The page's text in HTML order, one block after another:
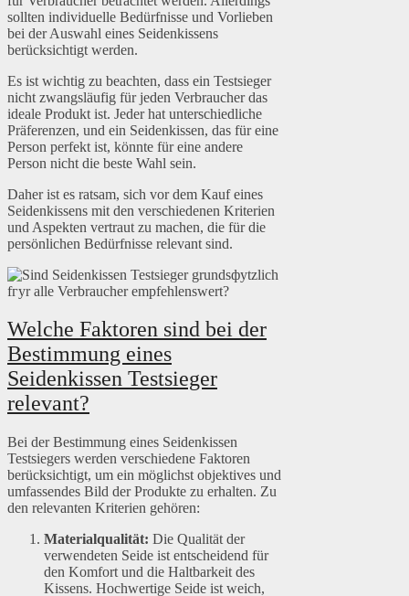
sollten individuelle Bedürfnisse und Vorlieben
bei der Auswahl eines Seidenkissens
berücksichtigt werden.
Es ist wichtig zu beachten, dass ein Testsieger
nicht zwangsläufig für jeden Verbraucher das
ideale Produkt ist. Jeder hat unterschiedliche
Präferenzen, und ein Seidenkissen, das für eine
Person perfekt ist, könnte für eine andere
Person nicht die beste Wahl sein.
Daher ist es ratsam, sich vor dem Kauf eines
Seidenkissens mit den verschiedenen Kriterien
und Aspekten vertraut zu machen, die für die
persönlichen Bedürfnisse relevant sind.
Welche Faktoren sind bei der
Bestimmung eines
Seidenkissen Testsieger
relevant?
Bei der Bestimmung eines Seidenkissen
Testsiegers werden verschiedene Faktoren
berücksichtigt, um ein möglichst objektives und
umfassendes Bild der Produkte zu erhalten. Zu
den relevanten Kriterien gehören:
Materialqualität: Die Qualität der
verwendeten Seide ist entscheidend für
den Komfort und die Haltbarkeit des
Kissens. Hochwertige Seide ist weich,